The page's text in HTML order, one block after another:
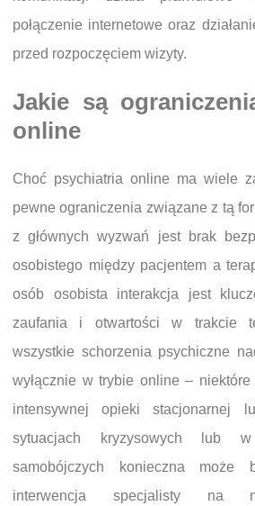
połączenie internetowe oraz
przed rozpoczęciem wizyty.
Jakie są
online
Choć psychiatria online ma wiele
pewne ograniczenia związane z tą
z głównych wyzwań jest brak
osobistego między pacjentem a
osób osobista interakcja jest
zaufania i otwartości w trakcie
wszystkie schorzenia psychiczne
wyłącznie w trybie online –
intensywnej opieki stacjonarnej
sytuacjach kryzysowych lub
samobójczych konieczna może
interwencja specjalisty na